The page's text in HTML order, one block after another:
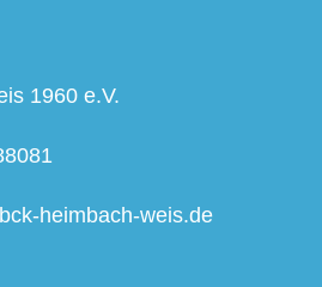
1960 e.V.
heimbach-weis.de